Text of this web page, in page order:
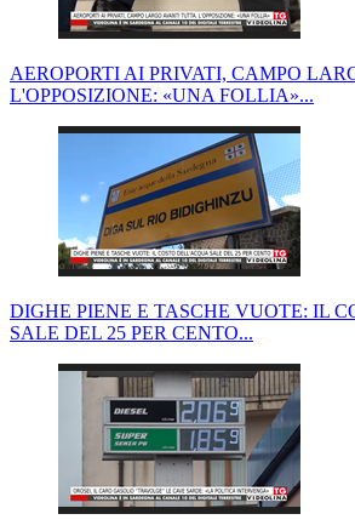
AEROPORTI AI PRIVATI, CAMPO
L'OPPOSIZIONE: «UNA FOLLIA»...
DIGHE PIENE E TASCHE VUOTE: IL
SALE DEL 25 PER CENTO...